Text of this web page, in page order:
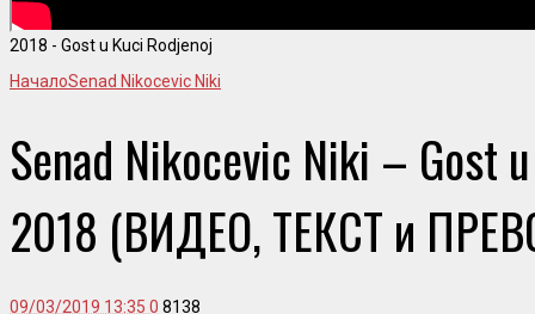
2018 - Gost u Kuci Rodjenoj
НачалоSenad Nikocevic Niki
Senad Nikocevic Niki – Gost
2018 (ВИДЕО, ТЕКСТ и
09/03/2019 13:35 0 8138